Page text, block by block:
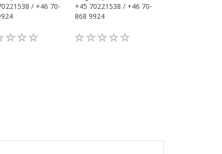
/ +46 70-
+45 70221538 / +46 70-
868 9924